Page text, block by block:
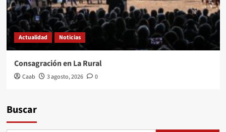
Actualidad Noticias
Consagración en La Rural
Caab 3 agosto, 2026 0
Buscar